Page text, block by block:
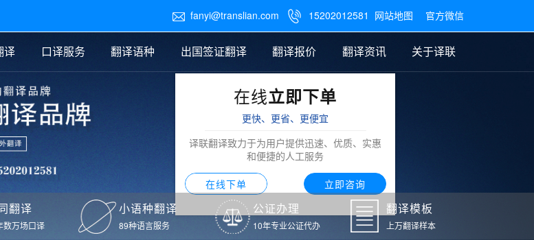
 fanyi@translian.com  15202012581 网站地图 官方微信
译
译 说明书翻译 图纸翻译
口译服务
传译
翻译语种
泰语翻译
葡萄牙语翻译
出国签证翻译 翻译报价
笔译翻译报价
证件翻译报价
翻译资讯
公证样本
签证翻译
关于译联
在线立即下单
更快、更省、更便宜
译联翻译致力于为用户提供迅速、优质、实惠
和便捷的人工服务
在线下单 立即咨询
翻译
数万场口译
小语种翻译
89种语言服务
公证办理
10年专业公证代办
翻译模板
上万翻译样本